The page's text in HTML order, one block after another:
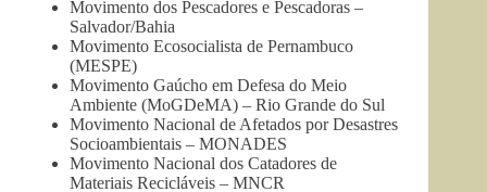
Movimento dos Pescadores e Pescadoras –
Salvador/Bahia
Movimento Ecosocialista de Pernambuco
(MESPE)
Movimento Gaúcho em Defesa do Meio
Ambiente (MoGDeMA) – Rio Grande do Sul
Movimento Nacional de Afetados por Desastres
Socioambientais – MONADES
Movimento Nacional dos Catadores de
Materiais Recicláveis – MNCR